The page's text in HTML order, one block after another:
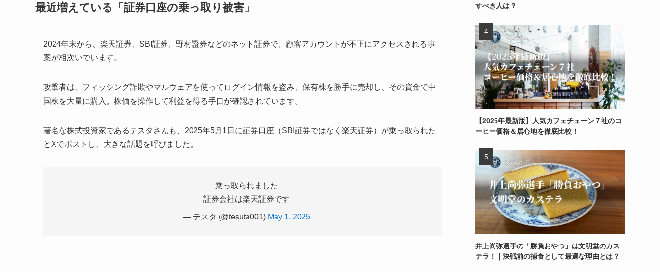
最近増えている「証券口座の乗っ取り被害」
2024年末から、楽天証券、SBI証券、野村證券などのネット証券で、顧客アカウントが不正にアクセスされる事
案が相次いでいます。
攻撃者は、フィッシング詐欺やマルウェアを使ってログイン情報を盗み、保有株を勝手に売却し、その資金で中
国株を大量に購入。株価を操作して利益を得る手口が確認されています。
著名な株式投資家であるテスタさんも、2025年5月1日に証券口座（SBI証券ではなく楽天証券）が乗っ取られた
とXでポストし、大きな話題を呼びました。
乗っ取られました
証券会社は楽天証券です
— テスタ (@tesuta001) May 1, 2025
すべき人は？
【2025年最新版】人気カフェチェーン７社のコ
ーヒー価格＆居心地を徹底比較！
井上尚弥選手の「勝負おやつ」は文明堂のカス
テラ！｜決戦前の捕食として最適な理由とは？